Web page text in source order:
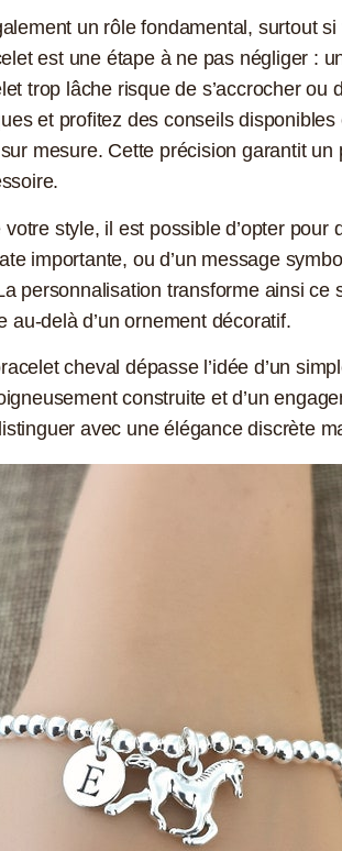
un rôle fondamental, surtout
est une étape à ne pas négliger :
trop lâche risque de s’accrocher
et profitez des conseils
mesure. Cette précision garantit
style, il est possible d’opter
importante, ou d’un message
personnalisation transforme ainsi ce
au-delà d’un ornement décoratif.
cheval dépasse l’idée d’un
construite et d’un
avec une élégance discrète